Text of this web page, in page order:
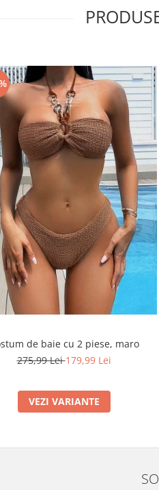
de baie cu 2 piese, maro
275,99 Lei179,99 Lei
VEZI VARIANTE